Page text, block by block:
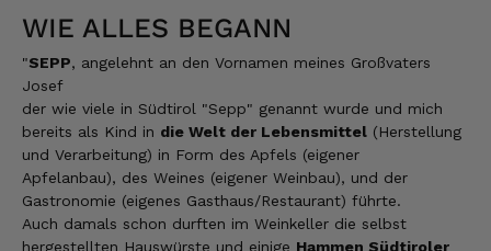
WIE ALLES BEGANN
"SEPP, angelehnt an den Vornamen meines Großvaters
Josef
der wie viele in Südtirol "Sepp" genannt wurde und mich
bereits als Kind in die Welt der Lebensmittel (Herstellung
und Verarbeitung) in Form des Apfels (eigener
Apfelanbau), des Weines (eigener Weinbau), und der
Gastronomie (eigenes Gasthaus/Restaurant) führte.
Auch damals schon durften im Weinkeller die selbst
hergestellten Hauswürste und einige Hammen Südtiroler
Josef
Lieferung funktioniert gut. Geschmack und
Qualität sehr gut. Ich habe schon vieles
probiert und auch wieder bestellt.
5.8.2026